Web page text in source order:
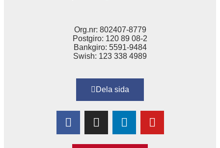
Org.nr: 802407-8779
Postgiro: 120 89 08-2
Bankgiro: 5591-9484
Swish: 123 338 4989
Dela sida